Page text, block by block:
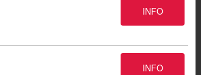
INFO
INFO